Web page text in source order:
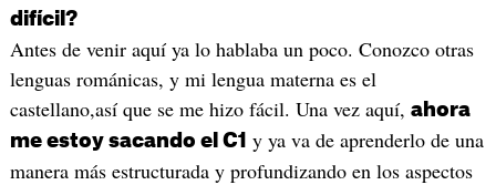
difícil?
Antes de venir aquí ya lo hablaba un poco. Conozco otras
lenguas románicas, y mi lengua materna es el
castellano,así que se me hizo fácil. Una vez aquí, ahora
me estoy sacando el C1 y ya va de aprenderlo de una
manera más estructurada y profundizando en los aspectos